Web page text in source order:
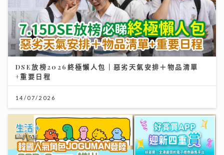
DSE放榜2026終極懶人包｜惡劣天氣安排＋物品清單
+重要日程
14/07/2026